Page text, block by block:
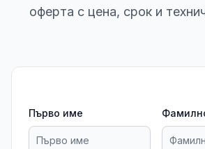
оферта с цена, срок и
Първо име